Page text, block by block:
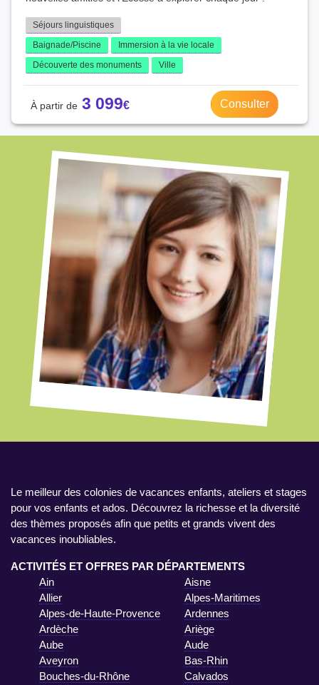
Séjours linguistiques
Baignade/Piscine
Immersion à la vie locale
Découverte des monuments
Ville
3 099 Consulter
Le meilleur des colonies de vacances enfants, ateliers et stages
pour vos enfants et ados. Découvrez la richesse et la diversité
des thèmes proposés afin que petits et grands vivent des
vacances inoubliables.
ACTIVITÉS ET OFFRES PAR DÉPARTEMENTS
Ain
Aisne
Allier
Alpes-Maritimes
Alpes-de-Haute-Provence
Ardennes
Ardèche
Ariège
Aube
Aude
Aveyron
Bas-Rhin
Bouches-du-Rhône
Calvados